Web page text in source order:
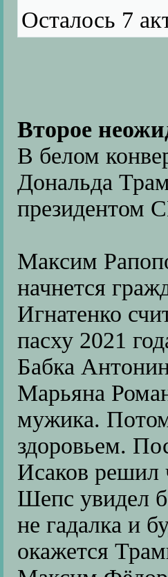
Осталось 7
Второе
В белом
Дональда
президентом
Максим
начнется
Игнатенко
пасху 2021
Бабка
Марьяна
мужика.
здоровьем.
Исаков решил
Шепс увидел
не гадалка и
окажется